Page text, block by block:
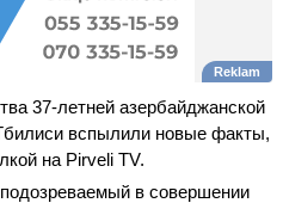
37-летней азербайджанской
вспылили новые факты,
на Pirveli TV.
в совершении